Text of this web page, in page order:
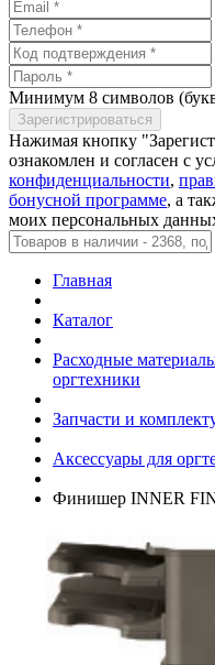
Минимум 8 символов
Нажимая кнопку
ознакомлен и согласен с
конфиденциальности,
бонусной программе, а
моих персональных
Главная
Каталог
Расходные
оргтехники
Запчасти и
Аксессуары для
Финишер INNER